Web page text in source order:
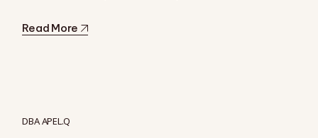
Read More
DBA APEL.Q